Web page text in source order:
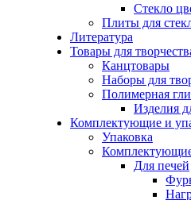
Стекло
Плиты для
Литература
Товары для
Канцтовары
Наборы для
Полимерная
Изделия
Комплектующие и
Упаковка
Для печей